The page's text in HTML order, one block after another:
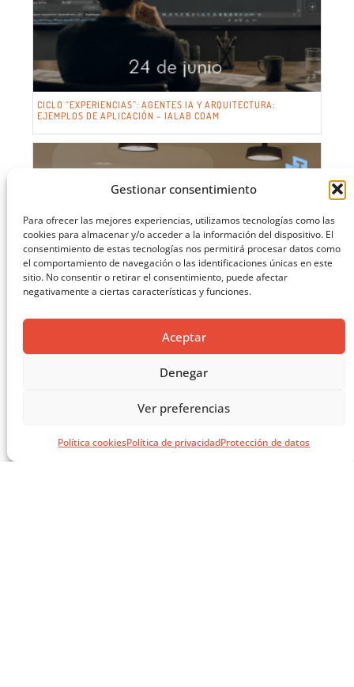
Gestionar consentimiento
Para ofrecer las mejores experiencias, utilizamos tecnologías como las
cookies para almacenar y/o acceder a la información del dispositivo. El
consentimiento de estas tecnologías nos permitirá procesar datos como
el comportamiento de navegación o las identificaciones únicas en este
sitio. No consentir o retirar el consentimiento, puede afectar
negativamente a ciertas características y funciones.
Aceptar
Denegar
Ver preferencias
Política cookiesPolítica de privacidadProtección de datos
CICLO “EXPERIENCIAS”: AGENTES IA Y ARQUITECTURA:
EJEMPLOS DE APLICACIÓN – IALAB COAM
MASTERCLASS: ARQUITECTURA PARA EL APRENDIZAJE